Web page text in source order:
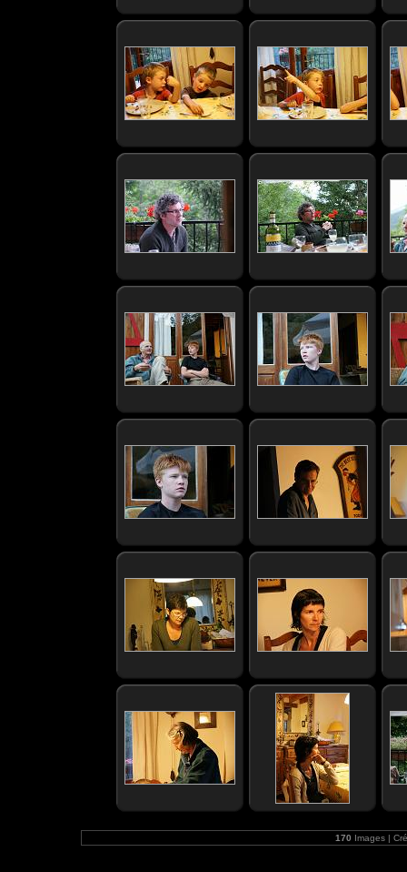
170 Images |